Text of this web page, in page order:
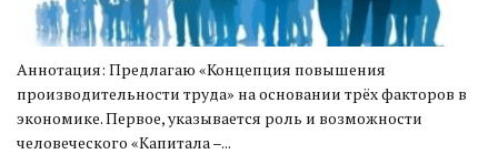
Аннотация: Предлагаю «Концепция повышения
производительности труда» на основании трёх факторов в
экономике. Первое, указывается роль и возможности
человеческого «Капитала –...